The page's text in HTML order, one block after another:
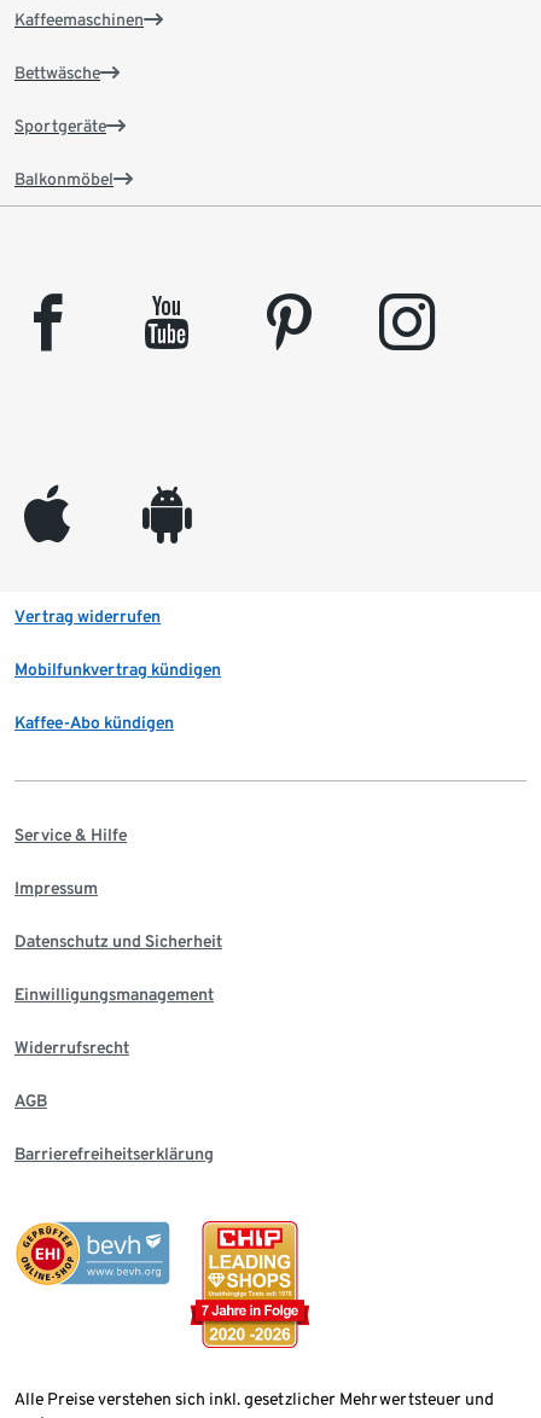
Kaffeemaschinen
Bettwäsche
Sportgeräte
Balkonmöbel
facebook youtube pinterest instagram
appleinc android
Vertrag widerrufen
Mobilfunkvertrag kündigen
Kaffee-Abo kündigen
Service & Hilfe
Impressum
Datenschutz und Sicherheit
Einwilligungsmanagement
Widerrufsrecht
AGB
Barrierefreiheitserklärung
Alle Preise verstehen sich inkl. gesetzlicher Mehrwertsteuer und